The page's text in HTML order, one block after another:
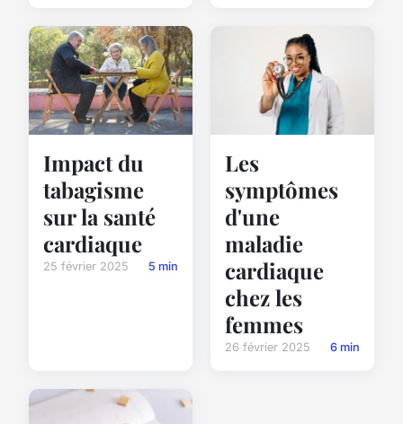
Impact du
tabagisme
sur la santé
cardiaque
25 février 2025 5 min
Les
symptômes
d'une
maladie
cardiaque
chez les
femmes
26 février 2025 6 min